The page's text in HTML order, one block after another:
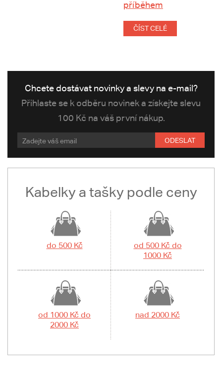
příběhem
ČÍST CELÉ
Chcete dostávat novinky a slevy na e-mail?
Přihlaste se k odběru novinek a získejte slevu
100 Kč na váš první nákup.
ODESLAT
Kabelky a tašky podle ceny
do 500 Kč
od 500 Kč do
1000 Kč
od 1000 Kč do
2000 Kč
nad 2000 Kč